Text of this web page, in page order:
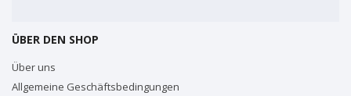
ÜBER DEN SHOP
Über uns
Allgemeine Geschäftsbedingungen